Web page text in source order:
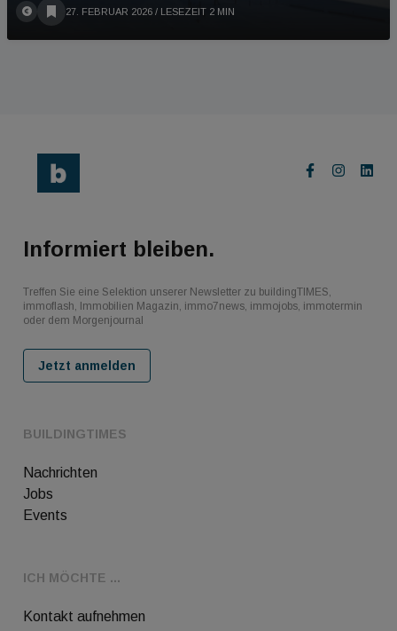
27. FEBRUAR 2026 / LESEZEIT 2 MIN
BUILDINGTIMES
Nachrichten
Jobs
Events
ICH MÖCHTE ...
Kontakt aufnehmen
Informiert bleiben.
Treffen Sie eine Selektion unserer Newsletter zu buildingTIMES,
immoflash, Immobilien Magazin, immo7news, immojobs, immotermin
oder dem Morgenjournal
Jetzt anmelden